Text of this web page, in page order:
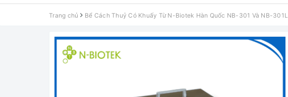
Trang chủ Bể Cách Thuỷ Có Khuấy Từ N-Biotek Hàn Quốc NB-301 Và NB-301L